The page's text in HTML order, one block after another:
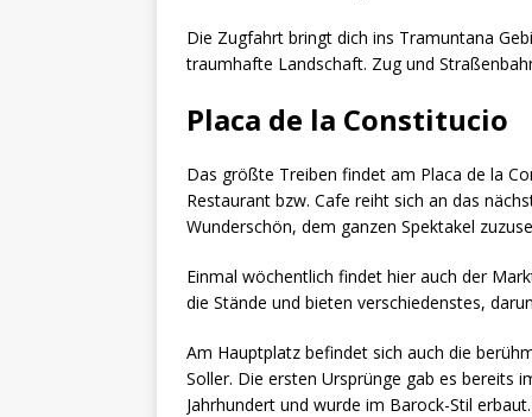
Die Zugfahrt bringt dich ins Tramuntana
traumhafte Landschaft. Zug und
Placa de la Constitucio
Das größte Treiben findet am Placa de la
Restaurant bzw. Cafe reiht sich an das
Wunderschön, dem ganzen Spektakel
Einmal wöchentlich findet hier auch der
die Stände und bieten verschiedenstes,
Am Hauptplatz befindet sich auch die
Soller. Die ersten Ursprünge gab es bereits
Jahrhundert und wurde im Barock-Stil erbaut.